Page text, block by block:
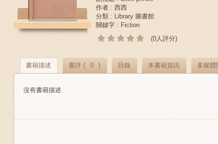
作者 : 西西
分類 : Library 圖書館
關鍵字 : Fiction
(0人評分)
書籍描述 書評 ( 0 ) 目錄 本書籍資訊 多媒體
沒有書籍描述